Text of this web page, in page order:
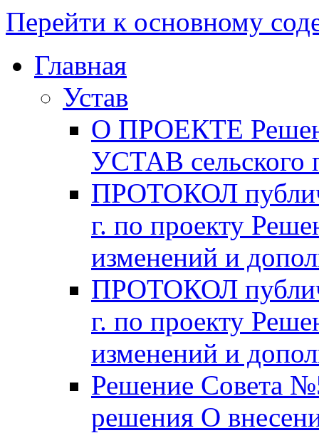
Перейти к основному
Главная
Устав
О ПРОЕКТЕ
УСТАВ сельского
ПРОТОКОЛ
г. по проекту
изменений и
ПРОТОКОЛ
г. по проекту
изменений и
Решение Совета
решения О